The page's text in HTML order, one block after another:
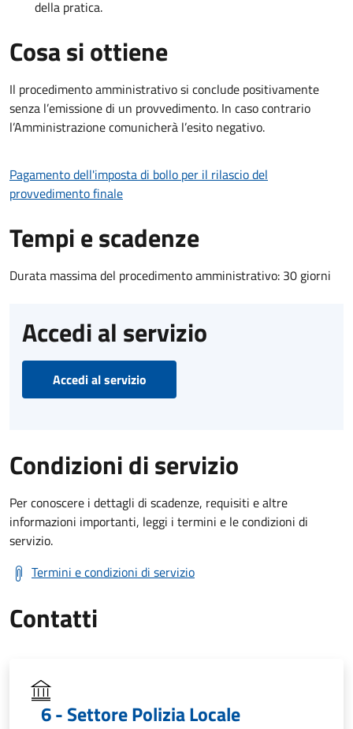
della pratica.
Cosa si ottiene
Il procedimento amministrativo si conclude positivamente
senza l’emissione di un provvedimento. In caso contrario
l’Amministrazione comunicherà l’esito negativo.
Pagamento dell'imposta di bollo per il rilascio del
provvedimento finale
Tempi e scadenze
Durata massima del procedimento amministrativo: 30 giorni
Accedi al servizio
Accedi al servizio
Condizioni di servizio
Per conoscere i dettagli di scadenze, requisiti e altre
informazioni importanti, leggi i termini e le condizioni di
servizio.
Termini e condizioni di servizio
Contatti
6 - Settore Polizia Locale